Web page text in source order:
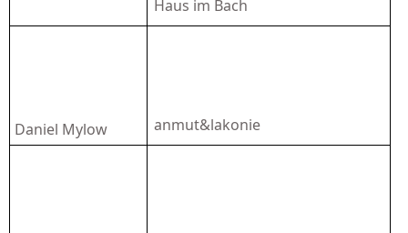
Haus im Bach
Daniel Mylow anmut&lakonie